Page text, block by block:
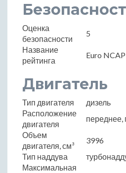
Оценка
безопасности
5
Название
рейтинга
Euro NCAP
Двигатель
Тип двигателя
дизель
Расположение
двигателя
переднее,
Объем
двигателя, см³
3996
Тип наддува
Максимальная